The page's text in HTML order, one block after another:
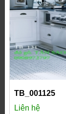
TB_001125
Liên hệ